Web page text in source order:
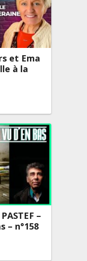
et Ema
à la
–
– n°158